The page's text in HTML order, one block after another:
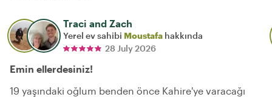
Traci and Zach
Yerel ev sahibi Moustafa hakkında
28 July 2026
Emin ellerdesiniz!
19 yaşındaki oğlum benden önce Kahire'ye varacağı